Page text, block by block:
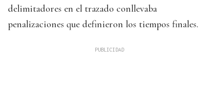
delimitadores en el trazado conllevaba
penalizaciones que definieron los tiempos finales.